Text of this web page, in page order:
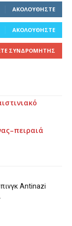
ΑΚΟΛΟΥΘΉΣΤΕ
ΑΚΟΛΟΥΘΉΣΤΕ
ΣΥΝΔΡΟΜΗΤΉΣ
Antinazi